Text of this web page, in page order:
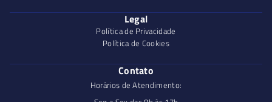
Legal
Política de Privacidade
Política de Cookies
Contato
Horários de Atendimento: